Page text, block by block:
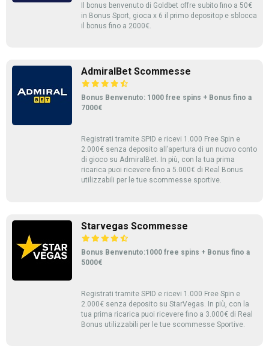
Il bonus benvenuto di Goldbet offre subito fino a 50€
in Bonus Sport, gioca x 6 il primo depositop e sblocca
il bonus fino a 2000€.
AdmiralBet Scommesse
Bonus Benvenuto: 1000 free spins + Bonus fino a
7000€
Registrati tramite SPID e ricevi 1.000 Free Spin e
2.000€ senza deposito all’apertura di un nuovo conto
di gioco su AdmiralBet. In più, con la tua prima
ricarica puoi ricevere fino a 5.000€ di Real Bonus
utilizzabili per le tue scommesse sportive.
Starvegas Scommesse
Bonus Benvenuto:1000 free spins + Bonus fino a
5000€
Registrati tramite SPID e ricevi 1.000 Free Spin e
2.000€ senza deposito su StarVegas. In più, con la
tua prima ricarica puoi ricevere fino a 3.000€ di Real
Bonus utilizzabili per le tue scommesse Sportive.